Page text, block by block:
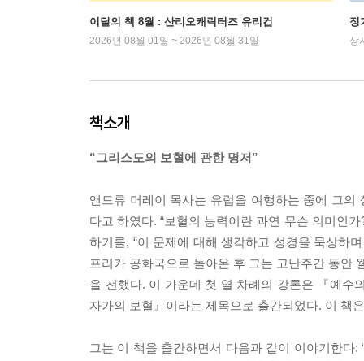
이달의 책 8월 : 산리오캐릭터즈 유리컵
2026년 08월 01일 ~ 2026년 08월 31일
정
상
책소개
“그리스도의 보혈에 관한 명저”
앤드류 머레이 목사는 유럽을 여행하는 중에 그의
다고 하였다. “보혈의 능력이란 과연 무슨 의미인
하기를, “이 문제에 대해 생각하고 성경을 묵상하
프리카 공화국으로 돌아온 후 그는 고난주간 동안
을 전했다. 이 가운데 첫 열 차례의 강론은 『예수
자가의 보혈』이라는 제목으로 출간되었다. 이 책
그는 이 책을 출간하면서 다음과 같이 이야기한다